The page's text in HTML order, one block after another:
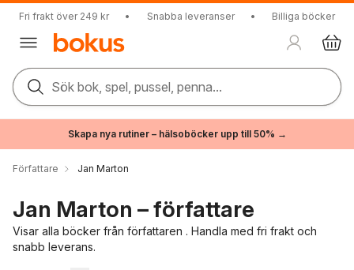
Fri frakt över 249 kr • Snabba leveranser • Billiga böcker
Sök bok, spel, pussel, penna...
Skapa nya rutiner – hälsoböcker upp till 50% →
Författare Jan Marton
Jan Marton – författare
Visar alla böcker från författaren . Handla med fri frakt och
snabb leverans.